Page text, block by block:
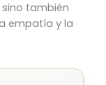
también
empatía y la